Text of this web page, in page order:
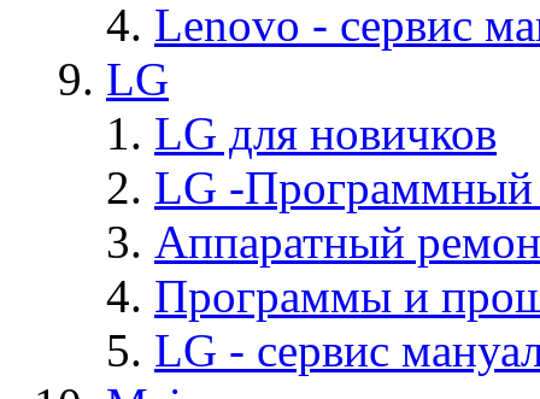
Lenovo - cервис
LG
LG для новичков
LG -Программный
Аппаратный
Программы и
LG - cервис